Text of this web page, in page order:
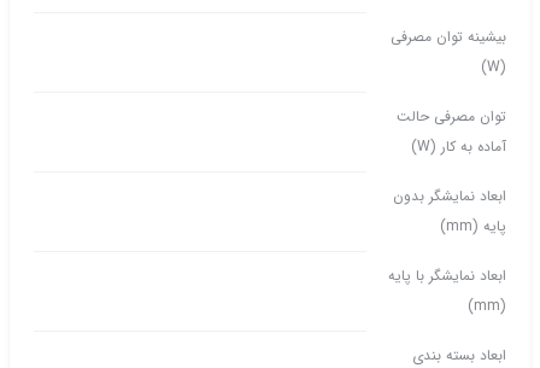
بیشینه توان مصرفی
(W)
توان مصرفی حالت
آماده به کار (W)
ابعاد نمایشگر بدون
پایه (mm)
ابعاد نمایشگر با پایه
(mm)
ابعاد بسته بندی